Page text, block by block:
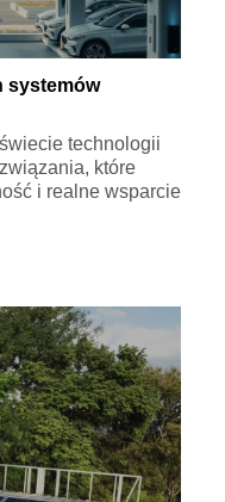
systemów
technologii
które
i realne wsparcie